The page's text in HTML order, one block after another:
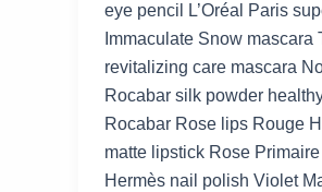
eye pencil L’Oréal Paris
Immaculate Snow mascara
revitalizing care mascara
Rocabar silk powder
Rocabar Rose lips Rouge
matte lipstick Rose
Hermès nail polish Violet